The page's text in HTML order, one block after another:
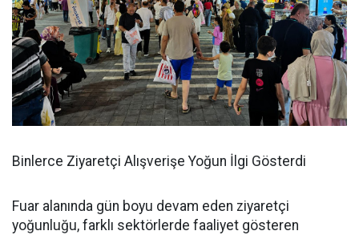
Binlerce Ziyaretçi Alışverişe Yoğun İlgi Gösterdi
Fuar alanında gün boyu devam eden ziyaretçi
yoğunluğu, farklı sektörlerde faaliyet gösteren